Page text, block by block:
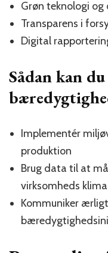
Grøn teknologi
Transparens i
Digital
Sådan kan
Implementér
produktion
Brug data til at
virksomheds
Kommuniker